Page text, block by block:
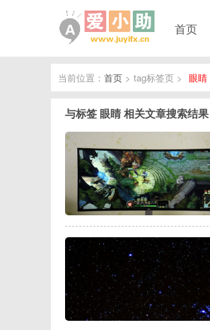
首页
当前位置： 首页 > tag标签页 > 眼睛
与标签 眼睛相关文章搜索结果